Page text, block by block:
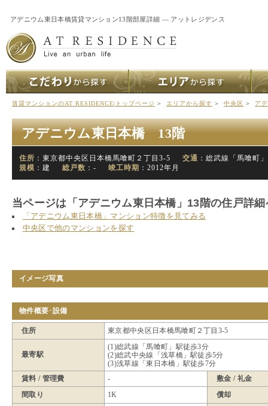
アデニウム東日本橋賃貸マンション13階部屋詳細 ― アットレジデンス
賃貸マンションのAT RESIDENCE|トップページ ＞ エリアから探す ＞ 中央区 ＞ ア
アデニウム東日本橋 13階
住所 ：東京都中央区日本橋馬喰町２丁目3-5 交通 ：総武線「馬喰町
規模 ：建 総戸数 ：- 竣工時期 ：2012年月
当ページは「アデニウム東日本橋」13階の住戸詳
「アデニウム東日本橋」マンション特徴を見てみる
中央区で他のマンションを探す
イメージ写真
物件概要･設備
住所 東京都中央区日本橋馬喰町２丁目3-5
最寄駅
(1)総武線「馬喰町」駅徒歩3分
(2)総武中央線「浅草橋」駅徒歩5分
(3)浅草線「東日本橋」駅徒歩7分
賃料 / 管理費
-
敷金 / 礼金
間取り
1K
償却